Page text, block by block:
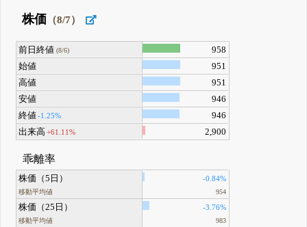
株価 （8/7）
前日終値 (8/6)
958
始値
951
高値
951
安値
946
終値-1.25%
946
出来高 +61.11% 2,900
乖離率
株価（5日）
移動平均値
-0.84%
954
株価（25日）
移動平均値
-3.76%
983